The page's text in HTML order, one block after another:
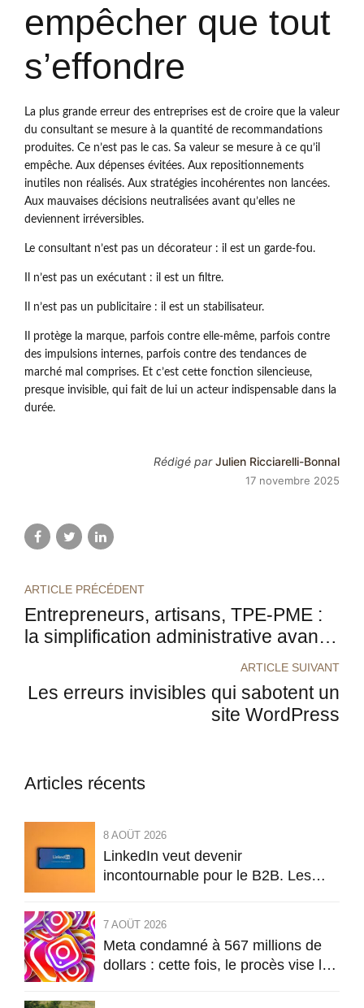
empêcher que tout
s’effondre
La plus grande erreur des entreprises est de croire que la valeur
du consultant se mesure à la quantité de recommandations
produites. Ce n’est pas le cas. Sa valeur se mesure à ce qu’il
empêche. Aux dépenses évitées. Aux repositionnements
inutiles non réalisés. Aux stratégies incohérentes non lancées.
Aux mauvaises décisions neutralisées avant qu’elles ne
deviennent irréversibles.
Le consultant n’est pas un décorateur : il est un garde-fou.
Il n’est pas un exécutant : il est un filtre.
Il n’est pas un publicitaire : il est un stabilisateur.
Il protège la marque, parfois contre elle-même, parfois contre
des impulsions internes, parfois contre des tendances de
marché mal comprises. Et c’est cette fonction silencieuse,
presque invisible, qui fait de lui un acteur indispensable dans la
durée.
Rédigé parJulien Ricciarelli-Bonnal
17 novembre 2025
ARTICLE PRÉCÉDENT
Entrepreneurs, artisans, TPE-PME :
la simplification administrative avance
ARTICLE SUIVANT
Les erreurs invisibles qui sabotent un
site WordPress
Articles récents
8 AOÛT 2026
LinkedIn veut devenir
incontournable pour le B2B. Les
7 AOÛT 2026
Meta condamné à 567 millions de
dollars : cette fois, le procès vise la